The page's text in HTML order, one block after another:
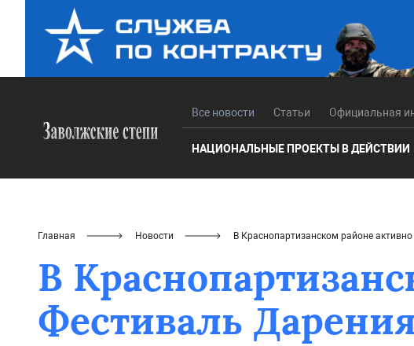
Все новости Статьи Официальная
НАЦИОНАЛЬНЫЕ ПРОЕКТЫ В ДЕЙСТВИИ
Главная Новости В Краснопартизанском районе
В
Фестиваль